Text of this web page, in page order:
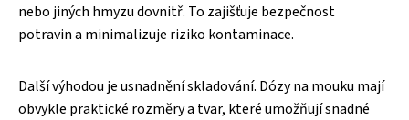
nebo jiných hmyzu dovnitř. To zajišťuje bezpečnost
potravin a minimalizuje riziko kontaminace.
Další výhodou je usnadnění skladování. Dózy na mouku mají
obvykle praktické rozměry a tvar, které umožňují snadné